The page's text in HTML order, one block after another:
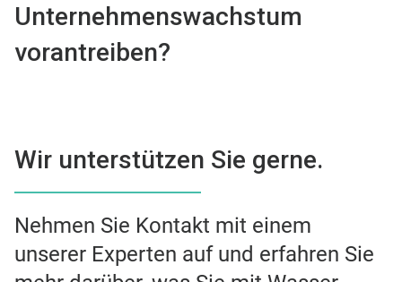
Unternehmenswachstum
vorantreiben?
Wir unterstützen Sie gerne.
Nehmen Sie Kontakt mit einem
unserer Experten auf und erfahren Sie